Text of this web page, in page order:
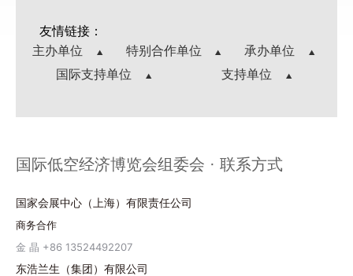
友情链接：
主办单位
特别合作单位
承办单位
国际支持单位
支持单位
国际低空经济博览会组委会 · 联系方式
国家会展中心（上海）有限责任公司
商务合作
金 晶 +86 13524492207
东浩兰生（集团）有限公司